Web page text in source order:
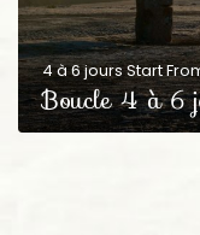
4 à 6 jours Start
Boucle 4 à 6